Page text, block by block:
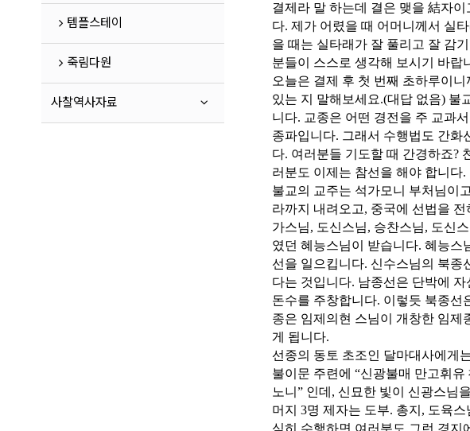
템플스테이
죽림다원
사찰역사자료
결제라 말 하는데 결은 맺을 結자
다. 제가 어렸을 때 어머니께서 실
을 때는 실타래가 잘 풀리고 잘 감
분들이 스스로 생각해 보시기 바랍
오늘은 결제 후 첫 번째 초하루이
있는 지 말해보세요.(대답 없음) 불
니다. 교종은 어떤 경전을 주 교과
종파입니다. 그래서 수행법도 간화
다. 여러분들 기도할 때 간경하죠?
러분도 이제는 참선을 해야 합니다.
불교의 교주는 석가모니 부처님이
라까지 내려오고, 중국에 선법을
가스님, 도신스님, 승찬스님, 도신
였던 혜능스님이 받습니다. 혜능스
선을 일으킵니다. 신수스님의 북
다는 것입니다. 남종선은 단박에
돈수를 주창합니다. 이렇듯 북종선
종은 임제의현 스님이 개창한 임
게 됩니다.
선종의 동토 초조인 달마대사에게
불이문 주련에 “신광불매 만고휘
노니” 인데, 신묘한 빛이 신광스님
머지 3명 제자는 도부. 총지, 도육
심히 수행하면 여러분도 그런 경지